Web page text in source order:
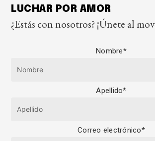
LUCHAR POR AMOR
¿Estás con nosotros? ¡Únete al
Nombre*
Apellido*
Correo electrónico*